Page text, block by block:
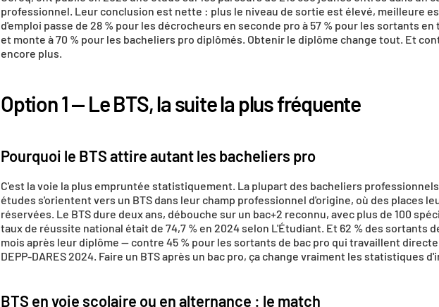
professionnel. Leur conclusion est nette : plus le niveau de sortie est élevé, meilleure
d'emploi passe de 28 % pour les décrocheurs en seconde pro à 57 % pour les sortants
et monte à 70 % pour les bacheliers pro diplômés. Obtenir le diplôme change tout. Et
encore plus.
Option 1 — Le BTS, la suite la plus fréquente
Pourquoi le BTS attire autant les bacheliers pro
C'est la voie la plus empruntée statistiquement. La plupart des bacheliers
études s'orientent vers un BTS dans leur champ professionnel d'origine, où des places
réservées. Le BTS dure deux ans, débouche sur un bac+2 reconnu, avec plus de 100
taux de réussite national était de 74,7 % en 2024 selon L'Étudiant. Et 62 % des sortants
mois après leur diplôme — contre 45 % pour les sortants de bac pro qui travaillent
DEPP-DARES 2024. Faire un BTS après un bac pro, ça change vraiment les statistiques
BTS en voie scolaire ou en alternance : le match